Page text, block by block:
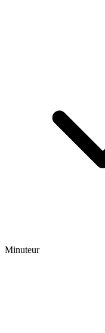
Minuteur